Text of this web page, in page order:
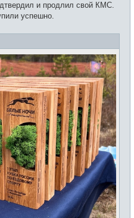
и продлил свой КМС.
успешно.